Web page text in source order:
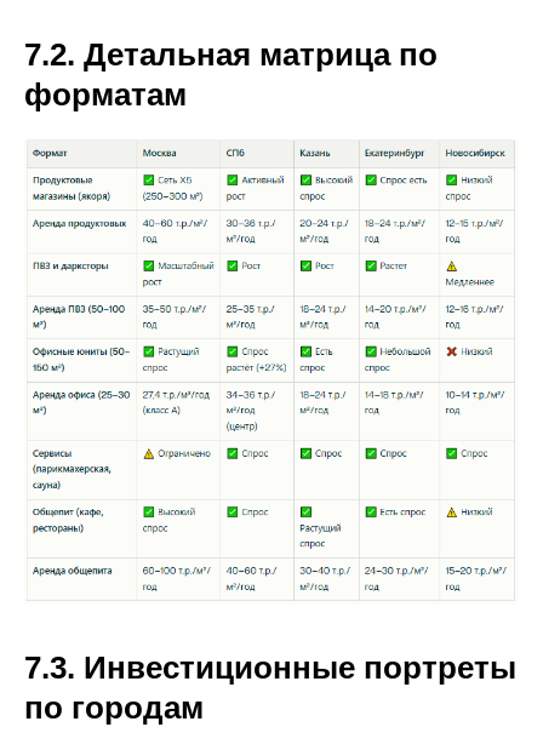
7.2. Детальная матрица по
форматам
7.3. Инвестиционные портреты
по городам